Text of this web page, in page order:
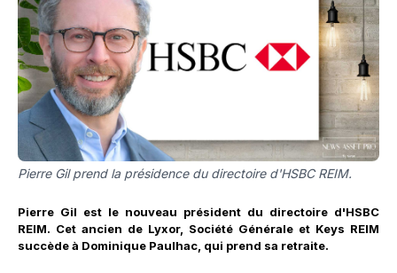
Pierre Gil prend la présidence du directoire d'HSBC REIM.
Pierre Gil est le nouveau président du directoire d'HSBC
REIM. Cet ancien de Lyxor, Société Générale et Keys REIM
succède à Dominique Paulhac, qui prend sa retraite.